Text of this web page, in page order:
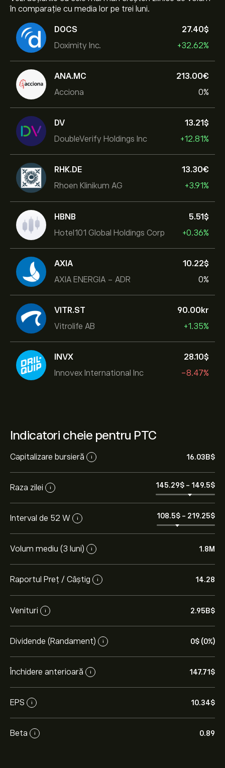
în comparație cu media lor pe trei luni.
DOCS
Doximity Inc.
27.40‎$‎
+32.62%
ANA.MC
Acciona
213.00‎€‎
0%
DV
DoubleVerify Holdings Inc
13.21‎$‎
+12.81%
RHK.DE
Rhoen Klinikum AG
13.30‎€‎
+3.91%
HBNB
Hotel101 Global Holdings Corp
5.51‎$‎
+0.36%
AXIA
AXIA ENERGIA - ADR
10.22‎$‎
0%
VITR.ST
Vitrolife AB
90.00‎kr‎
+1.35%
INVX
Innovex International Inc
28.10‎$‎
-8.47%
Indicatori cheie pentru PTC
Capitalizare bursieră i 16.03B‎$‎
Raza zilei i 145.29‎$‎ - 149.5‎$‎
Interval de 52 W i 108.5‎$‎ - 219.25‎$‎
Volum mediu (3 luni) i 1.8M
Raportul Preț / Câștig i 14.28
Venituri i 2.95B‎$‎
Dividende (Randament) i 0‎$‎ (0%)
Închidere anterioară i 147.71‎$‎
EPS i 10.34‎$‎
Beta i 0.89